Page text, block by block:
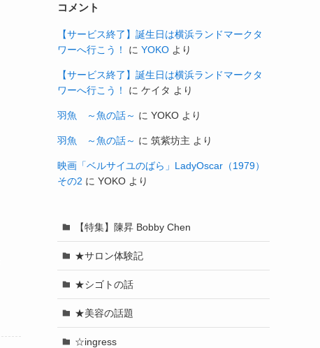
コメント
【サービス終了】誕生日は横浜ランドマークタ
ワーへ行こう！
に YOKO より
【サービス終了】誕生日は横浜ランドマークタ
ワーへ行こう！
に ケイタ より
羽魚 ～魚の話～ に YOKO より
羽魚 ～魚の話～ に 筑紫坊主 より
映画「ベルサイユのばら」LadyOscar（1979）
その2 に YOKO より
【特集】陳昇 Bobby Chen
★サロン体験記
★シゴトの話
★美容の話題
☆ingress